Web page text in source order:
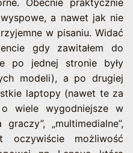
a nawet jak nie
w pisaniu. Widać
gdy zawitałem do
po jednej stronie były
modeli), a po drugiej
laptopy (nawet te za
wiele wygodniejsze w
„multimedialne”,
oczywiście możliwość